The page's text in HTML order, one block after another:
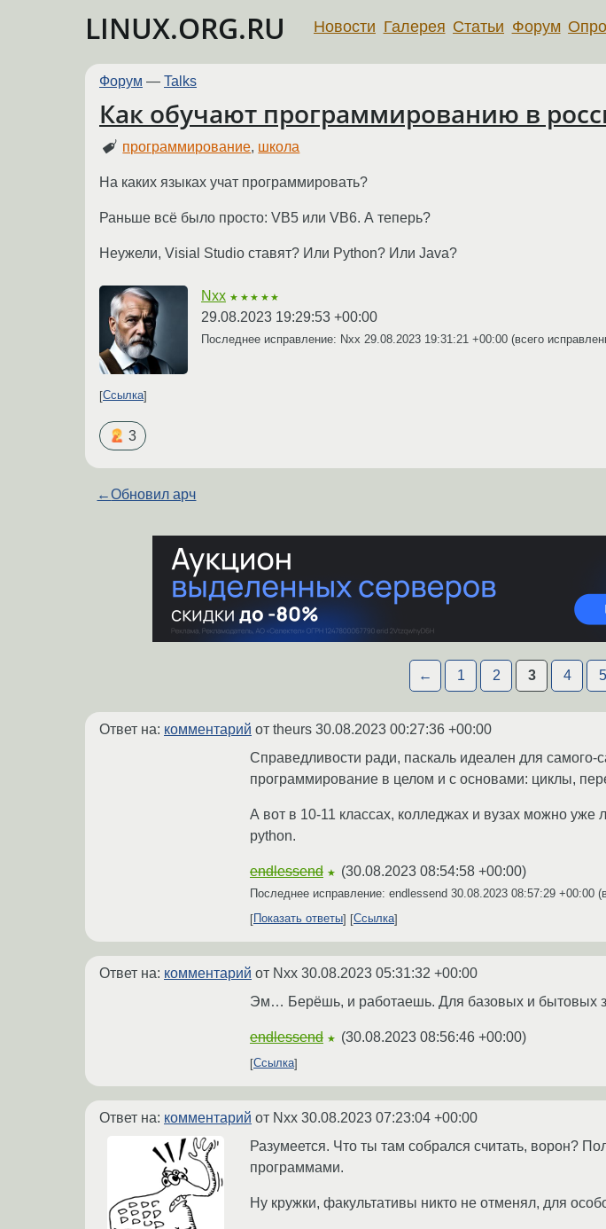
LINUX.ORG.RU Новости Галерея Статьи Форум
Форум — Talks
Как обучают программированию в
программирование, школа
На каких языках учат программировать?
Раньше всё было просто: VB5 или VB6. А теперь?
Неужели, Visial Studio ставят? Или Python? Или Java?
Nxx ★★★★★
29.08.2023 19:29:53 +00:00
Последнее исправление: Nxx 29.08.2023 19:31:21 +00:00 (всего
Ссылка
3
←Обновил арч
← 1 2 3 4 5
Ответ на: комментарий от theurs 30.08.2023 00:27:36 +00:00
Справедливости ради, паскаль идеален для самого-
программирование в целом и с основами: циклы,
А вот в 10-11 классах, колледжах и вузах можно
python.
endlessend ★ (30.08.2023 08:54:58 +00:00)
Последнее исправление: endlessend 30.08.2023 08:57:29 +00:00
Показать ответы
Ссылка
Ответ на: комментарий от Nxx 30.08.2023 05:31:32 +00:00
Эм… Берёшь, и работаешь. Для базовых и бытовых
endlessend ★ (30.08.2023 08:56:46 +00:00)
Ссылка
Ответ на: комментарий от Nxx 30.08.2023 07:23:04 +00:00
Разумеется. Что ты там собрался считать, ворон?
программами.
Ну кружки, факультативы никто не отменял, для